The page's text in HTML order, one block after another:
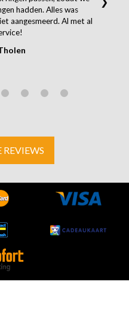
hadden. Alles was
aangesmeerd. Al met al
REVIEWS